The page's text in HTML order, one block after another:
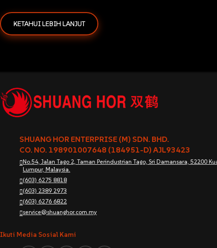
KETAHUI LEBIH LANJUT
SHUANG HOR ENTERPRISE (M) SDN. BHD.
CO. NO. 198901007648 (184951-D) AJL93423
No.54, Jalan Tago 2, Taman Perindustrian Tago, Sri Damansara, 52200
Lumpur, Malaysia.
(603) 6275 8818
(603) 2389 2973
(603) 6276 6822
service@shuanghor.com.my
Ikuti Media Sosial Kami